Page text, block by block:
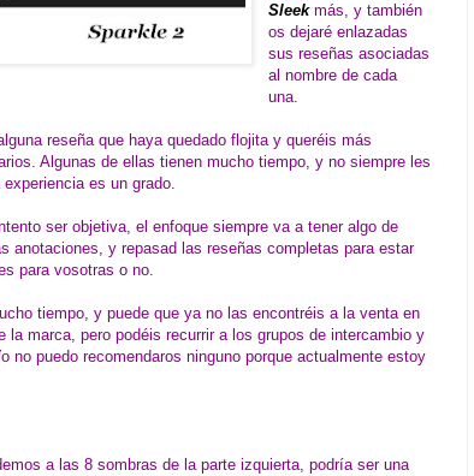
Sleek más, y también
os dejaré enlazadas
sus reseñas asociadas
al nombre de cada
una.
reseña que haya quedado flojita y queréis más
Algunas de ellas tienen mucho tiempo, y no siempre les
es un grado.
ser objetiva, el enfoque siempre va a tener algo de
anotaciones, y repasad las reseñas completas para estar
para vosotras o no.
tiempo, y puede que ya no las encontréis a la venta en
la marca, pero podéis recurrir a los grupos de intercambio y
no puedo recomendaros ninguno porque actualmente estoy
a las 8 sombras de la parte izquierta, podría ser una